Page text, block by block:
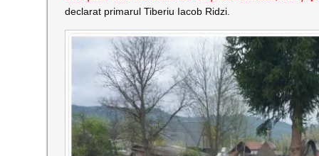
declarat primarul Tiberiu Iacob Ridzi.